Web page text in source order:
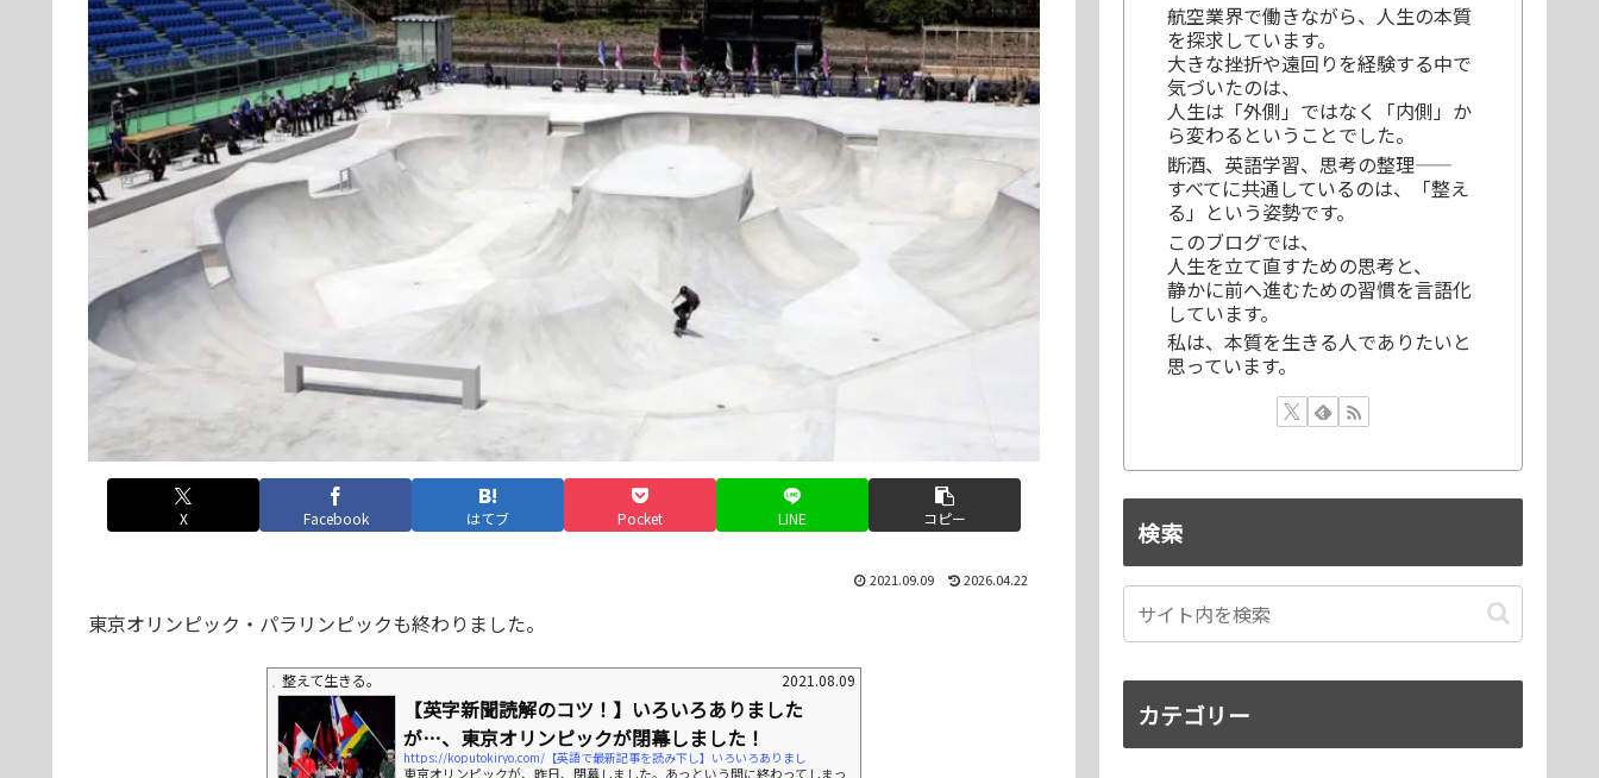
X Facebook はてブ Pocket LINE コピー
2021.09.09 2026.04.22
東京オリンピック・パラリンピックも終わりました。
整えて生きる。 2021.08.09
【英字新聞読解のコツ！】いろいろありました
が…、東京オリンピックが閉幕しました！
https://koputokiryo.com/【英語で最新記事を読み下し】いろいろありまし
東京オリンピックが、昨日、閉幕しました。あっという間に終わってしまっ
航空業界で働きながら、人生の本質
を探求しています。
大きな挫折や遠回りを経験する中で
気づいたのは、
人生は「外側」ではなく「内側」か
ら変わるということでした。
断酒、英語学習、思考の整理——
すべてに共通しているのは、「整え
る」という姿勢です。
このブログでは、
人生を立て直すための思考と、
静かに前へ進むための習慣を言語化
しています。
私は、本質を生きる人でありたいと
思っています。
検索
カテゴリー